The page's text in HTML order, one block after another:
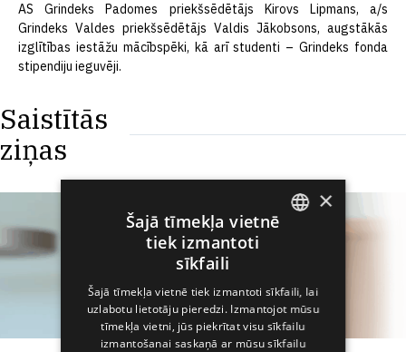
AS Grindeks Padomes priekšsēdētājs Kirovs Lipmans, a/s
Grindeks Valdes priekšsēdētājs Valdis Jākobsons, augstākās
izglītības iestāžu mācībspēki, kā arī studenti – Grindeks fonda
stipendiju ieguvēji.
Saistītās
ziņas
RUSSIAN
SPANISH
×
Šajā tīmekļa vietnē
tiek izmantoti
sīkfaili
Šajā tīmekļa vietnē tiek izmantoti sīkfaili, lai
uzlabotu lietotāju pieredzi. Izmantojot mūsu
tīmekļa vietni, jūs piekrītat visu sīkfailu
izmantošanai saskaņā ar mūsu sīkfailu